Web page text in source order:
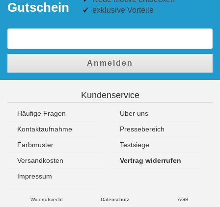
Gutschein
exklusive Vorteile
Anmelden
Kundenservice
Häufige Fragen
Über uns
Kontaktaufnahme
Pressebereich
Farbmuster
Testsiege
Versandkosten
Vertrag widerrufen
Impressum
Widerrufsrecht Datenschutz AGB